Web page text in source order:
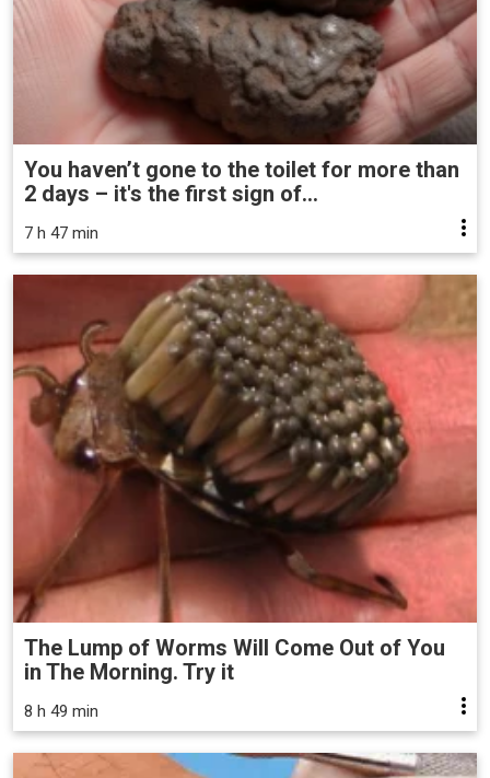
You haven’t gone to the toilet for more than
2 days – it's the first sign of...
7 h 47 min
The Lump of Worms Will Come Out of You
in The Morning. Try it
8 h 49 min